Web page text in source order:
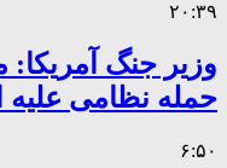
۲۰:۳۹
وزیر جنگ آمریکا:
حمله نظامی
۶:۵۰